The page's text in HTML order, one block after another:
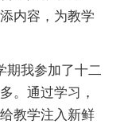
内容，为教学
期我参加了十二
。通过学习，
教学注入新鲜